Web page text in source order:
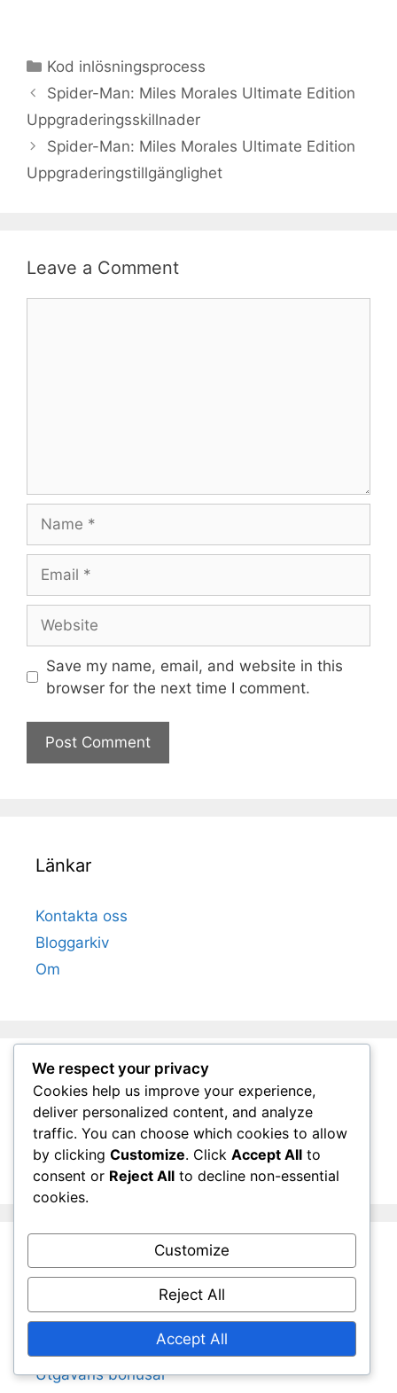
Categories
Kod inlösningsprocess
Spider-Man: Miles Morales Ultimate Edition
Uppgraderingsskillnader
Spider-Man: Miles Morales Ultimate Edition
Uppgraderingstillgänglighet
Leave a Comment
Save my name, email, and website in this
browser for the next time I comment.
Länkar
Kontakta oss
Bloggarkiv
Om
Sök
Search
for:
Kategorier
Kod inlösningsprocess
Ultimate Edition Uppgraderingar
Utgåvans bonusar
We respect your privacy
Cookies help us improve your experience,
deliver personalized content, and analyze
traffic. You can choose which cookies to allow
by clicking Customize. Click Accept All to
consent or Reject All to decline non-essential
cookies.
Customize
Reject All
Accept All